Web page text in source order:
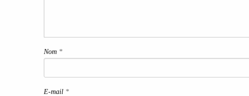
Nom *
E-mail *